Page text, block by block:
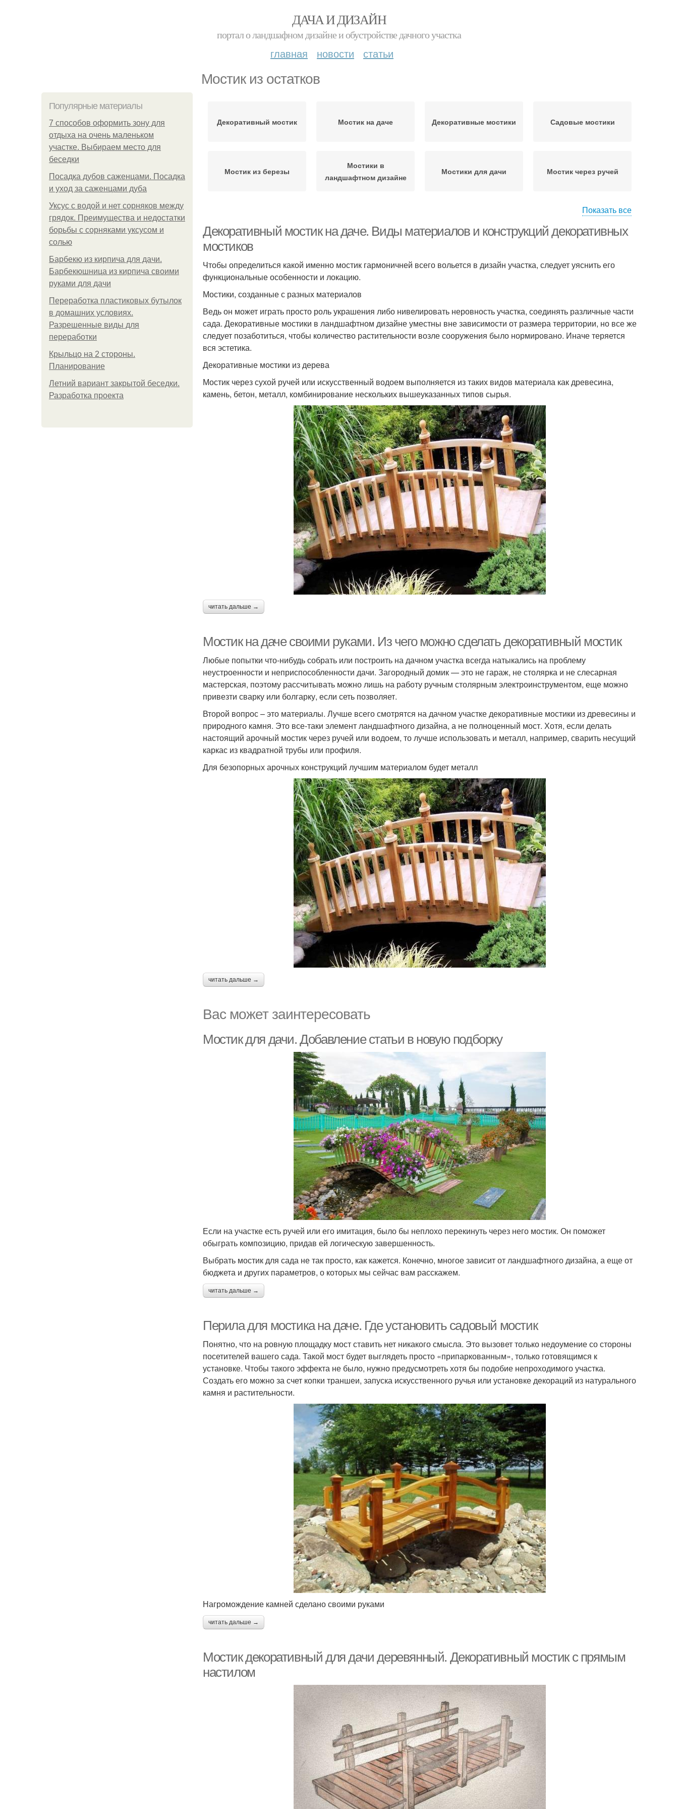
ДАЧА И ДИЗАЙН
портал о ландшафном дизайне и обустройстве дачного участка
главная новости статьи
Мостик из остатков
Популярные материалы
7 способов оформить зону для
отдыха на очень маленьком
участке. Выбираем место для
беседки
Посадка дубов саженцами. Посадка
и уход за саженцами дуба
Уксус с водой и нет сорняков между
грядок. Преимущества и недостатки
борьбы с сорняками уксусом и
солью
Барбекю из кирпича для дачи.
Барбекюшница из кирпича своими
руками для дачи
Переработка пластиковых бутылок
в домашних условиях.
Разрешенные виды для
переработки
Крыльцо на 2 стороны.
Планирование
Летний вариант закрытой беседки.
Разработка проекта
Декоративный мостик Мостик на даче Декоративные мостики Садовые мостики
Мостик из березы
Мостики в
ландшафтном дизайне
Мостики для дачи Мостик через ручей
Показать все
Декоративный мостик на даче. Виды материалов и конструкций декоративных
мостиков
Чтобы определиться какой именно мостик гармоничней всего вольется в дизайн участка, следует уяснить его
функциональные особенности и локацию.
Мостики, созданные с разных материалов
Ведь он может играть просто роль украшения либо нивелировать неровность участка, соединять различные части
сада. Декоративные мостики в ландшафтном дизайне уместны вне зависимости от размера территории, но все же
следует позаботиться, чтобы количество растительности возле сооружения было нормировано. Иначе теряется
вся эстетика.
Декоративные мостики из дерева
Мостик через сухой ручей или искусственный водоем выполняется из таких видов материала как древесина,
камень, бетон, металл, комбинирование нескольких вышеуказанных типов сырья.
читать дальше →
Мостик на даче своими руками. Из чего можно сделать декоративный мостик
Любые попытки что-нибудь собрать или построить на дачном участка всегда натыкались на проблему
неустроенности и неприспособленности дачи. Загородный домик — это не гараж, не столярка и не слесарная
мастерская, поэтому рассчитывать можно лишь на работу ручным столярным электроинструментом, еще можно
привезти сварку или болгарку, если сеть позволяет.
Второй вопрос – это материалы. Лучше всего смотрятся на дачном участке декоративные мостики из древесины и
природного камня. Это все-таки элемент ландшафтного дизайна, а не полноценный мост. Хотя, если делать
настоящий арочный мостик через ручей или водоем, то лучше использовать и металл, например, сварить несущий
каркас из квадратной трубы или профиля.
Для безопорных арочных конструкций лучшим материалом будет металл
читать дальше →
Вас может заинтересовать
Мостик для дачи. Добавление статьи в новую подборку
Если на участке есть ручей или его имитация, было бы неплохо перекинуть через него мостик. Он поможет
обыграть композицию, придав ей логическую завершенность.
Выбрать мостик для сада не так просто, как кажется. Конечно, многое зависит от ландшафтного дизайна, а еще от
бюджета и других параметров, о которых мы сейчас вам расскажем.
читать дальше →
Перила для мостика на даче. Где установить садовый мостик
Понятно, что на ровную площадку мост ставить нет никакого смысла. Это вызовет только недоумение со стороны
посетителей вашего сада. Такой мост будет выглядеть просто «припаркованным», только готовящимся к
установке. Чтобы такого эффекта не было, нужно предусмотреть хотя бы подобие непроходимого участка.
Создать его можно за счет копки траншеи, запуска искусственного ручья или установке декораций из натурального
камня и растительности.
Нагромождение камней сделано своими руками
читать дальше →
Мостик декоративный для дачи деревянный. Декоративный мостик с прямым
настилом